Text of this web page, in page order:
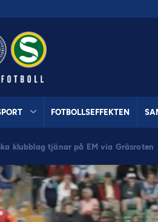
FOTBOLLSEFFEKTEN
klubblag tjänar på EM via Gräsroten